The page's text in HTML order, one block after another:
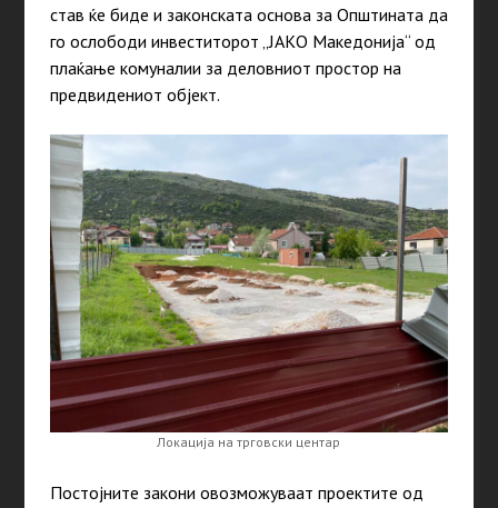
став ќе биде и законската основа за Општината да
го ослободи инвеститорот „ЈАКО Македонија“ од
плаќање комуналии за деловниот простор на
предвидениот објект.
Локација на трговски центар
Постојните закони овозможуваат проектите од